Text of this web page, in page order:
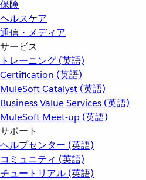
保険
ヘルスケア
通信・メディア
サービス
トレーニング (英語)
Certification (英語)
MuleSoft Catalyst (英語)
Business Value Services (英語)
MuleSoft Meet-up (英語)
サポート
ヘルプセンター (英語)
コミュニティ (英語)
チュートリアル (英語)